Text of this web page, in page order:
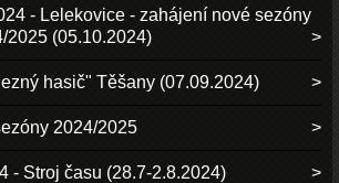
- Lelekovice - zahájení nové sezóny
2025 (05.10.2024)
hasič" Těšany (07.09.2024)
2024/2025
- Stroj času (28.7-2.8.2024)